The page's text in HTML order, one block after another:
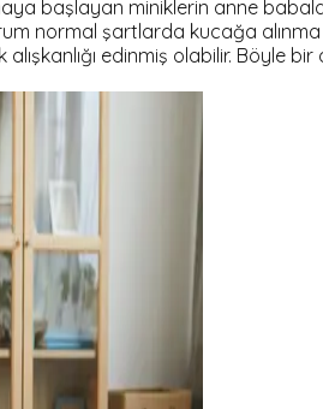
başlayan miniklerin anne
normal şartlarda kucağa
edinmiş olabilir. Böyle